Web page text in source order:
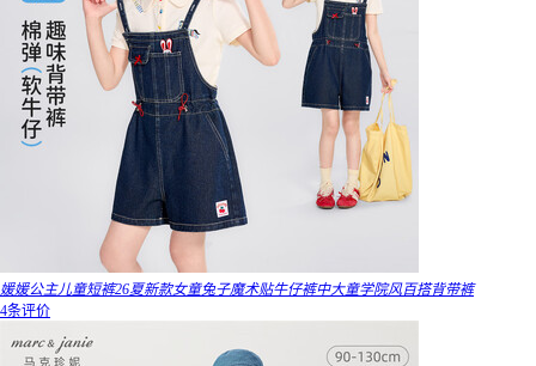
媛媛公主儿童短裤26夏新款女童兔子魔术贴牛仔裤中大童学院风百搭背带裤
4条评价